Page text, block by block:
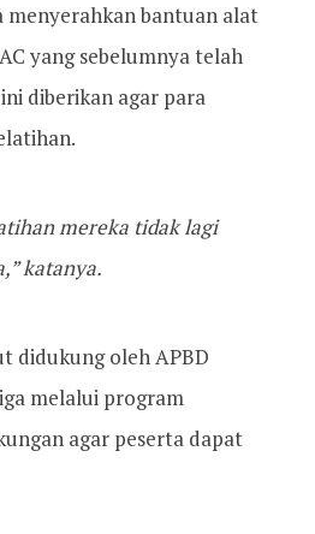
menyerahkan bantuan alat
yang sebelumnya telah
diberikan agar para
mereka tidak lagi
katanya.
didukung oleh APBD
melalui program
agar peserta dapat